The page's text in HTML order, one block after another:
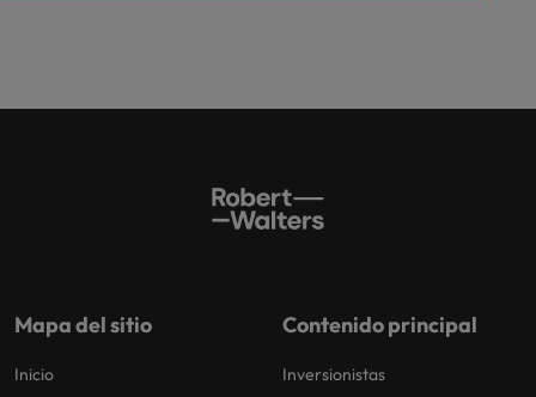
Mapa del sitio
Inicio
Contenido principal
Inversionistas